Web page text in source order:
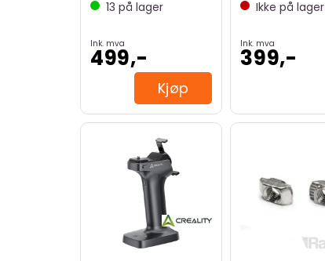
13 på lager
Ink. mva
499,-
Kjøp
Ikke på lager
Ink. mva
399,-